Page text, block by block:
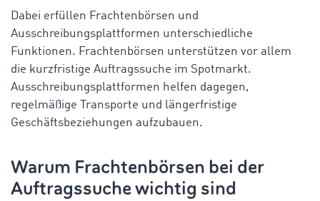
Dabei erfüllen Frachtenbörsen und
Ausschreibungsplattformen unterschiedliche
Funktionen. Frachtenbörsen unterstützen vor allem
die kurzfristige Auftragssuche im Spotmarkt.
Ausschreibungsplattformen helfen dagegen,
regelmäßige Transporte und längerfristige
Geschäftsbeziehungen aufzubauen.
Warum Frachtenbörsen bei der
Auftragssuche wichtig sind